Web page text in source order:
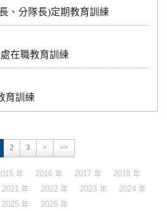
、分隊長)定期教育訓練
在職教育訓練
育訓練
2 3 > >>
年 2016 年 2017 年
2018 年
2021 年 2022 年 2023 年
2024 年
2025 年
2026 年